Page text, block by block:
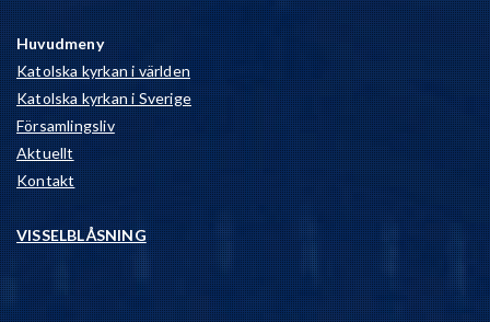
Huvudmeny
Katolska kyrkan i världen
Katolska kyrkan i Sverige
Församlingsliv
Aktuellt
Kontakt
VISSELBLÅSNING